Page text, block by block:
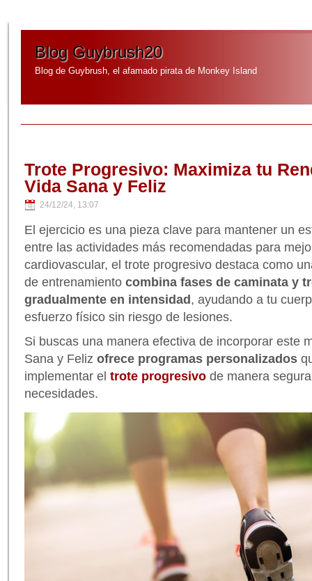
Blog Guybrush20
Blog de Guybrush, el afamado pirata de Monkey Island
Trote Progresivo: Maximiza tu
Vida Sana y Feliz
24/12/24, 13:07
El ejercicio es una pieza clave para mantener un
entre las actividades más recomendadas para
cardiovascular, el trote progresivo destaca como
de entrenamiento combina fases de caminata y
gradualmente en intensidad, ayudando a tu
esfuerzo físico sin riesgo de lesiones.
Si buscas una manera efectiva de incorporar este
Sana y Feliz ofrece programas personalizados
implementar el trote progresivo de manera
necesidades.